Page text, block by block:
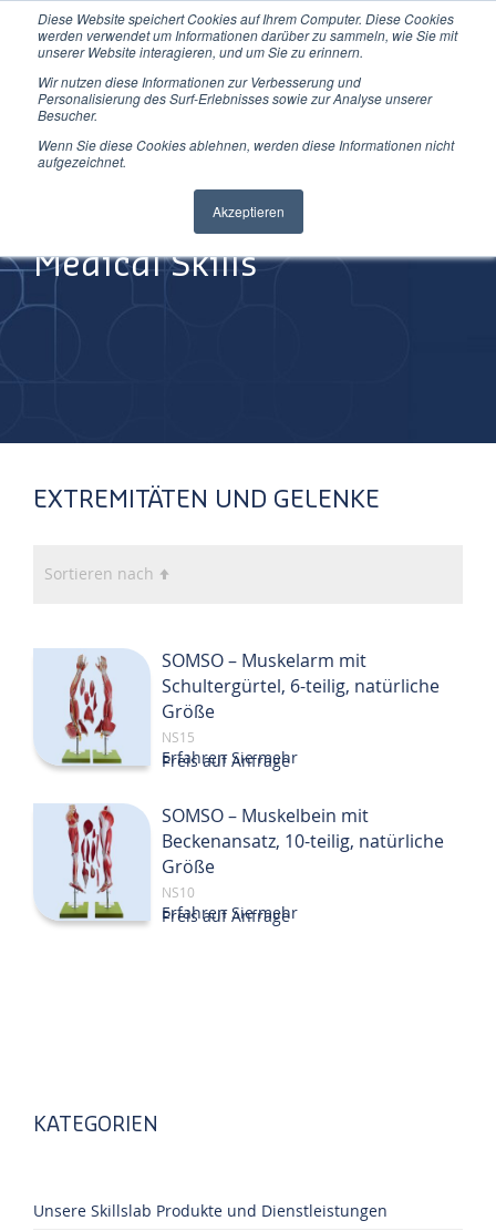
Diese Website speichert Cookies auf Ihrem Computer. Diese Cookies
werden verwendet um Informationen darüber zu sammeln, wie Sie mit
unserer Website interagieren, und um Sie zu erinnern.
Wir nutzen diese Informationen zur Verbesserung und
Personalisierung des Surf-Erlebnisses sowie zur Analyse unserer
Besucher.
Wenn Sie diese Cookies ablehnen, werden diese Informationen nicht
aufgezeichnet.
Akzeptieren
Direkt
zum
Medical Skills
EXTREMITÄTEN UND GELENKE
Sortieren nach
SOMSO – Muskelarm mit
Schultergürtel, 6-teilig, natürliche
Größe
NS15
Preis auf Anfrage
Erfahren Sie mehr
SOMSO – Muskelbein mit
Beckenansatz, 10-teilig, natürliche
Größe
NS10
Preis auf Anfrage
Erfahren Sie mehr
KATEGORIEN
Unsere Skillslab Produkte und Dienstleistungen